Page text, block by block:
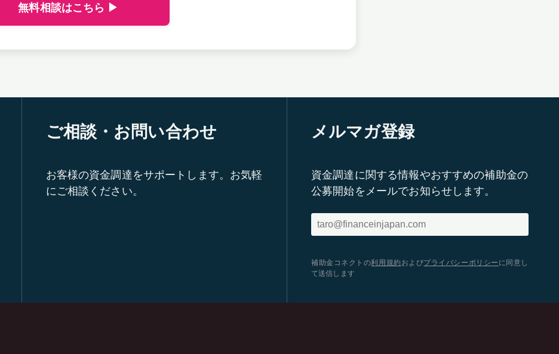
無料相談はこちら ▶
ご相談・お問い合わせ
お客様の資金調達をサポートします。お気軽
にご相談ください。
メルマガ登録
資金調達に関する情報やおすすめの補助金の
公募開始をメールでお知らせします。
補助金コネクトの利用規約 およびプライバシーポリシー に同意し
て送信します